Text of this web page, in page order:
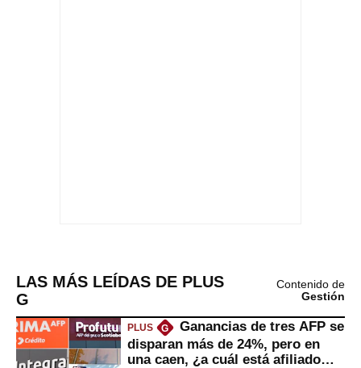
LAS MÁS LEÍDAS DE PLUS
G
Contenido de
Gestión
PLUS G
Ganancias de tres AFP se
disparan más de 24%, pero en
una caen, ¿a cuál está afiliado